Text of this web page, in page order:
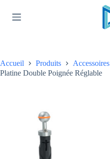
contenu
Accueil Produits
Accessoires
Platine Double Poignée Réglable